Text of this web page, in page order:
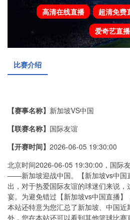
高清在线直播 超清免费
爱奇艺直播
比赛介绍
【赛事名称】 新加坡VS中国
【联赛名称】 国际友谊
【开赛时间】 2026-06-05 19:30:00
北京时间2026-06-05 19:30:00，国际
——新加坡迎战中国。【新加坡vs中国
出，对于热爱国际友谊的球迷们来说
宴。为避免错过【新加坡vs中国直播】
本站还特意为您汇总了新加坡、中国
外，您在本站还可以看到其他篮球比